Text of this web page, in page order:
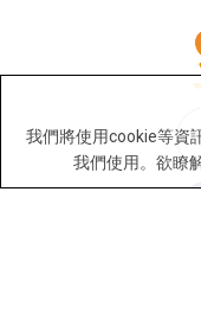
我們將使用cookie等資
我們使用。欲瞭